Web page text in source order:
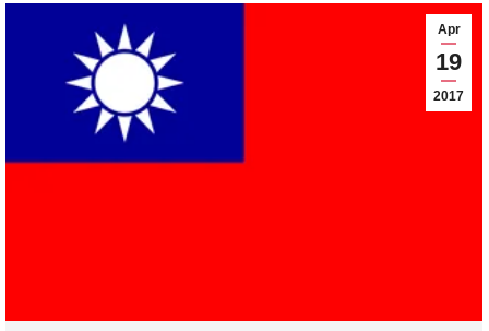
Apr
19
2017